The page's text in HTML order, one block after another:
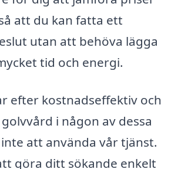
att du kan fatta ett
utan att behöva lägga
tid och energi.
efter kostnadseffektiv och
i någon av dessa
att använda vår tjänst.
göra ditt sökande enkelt